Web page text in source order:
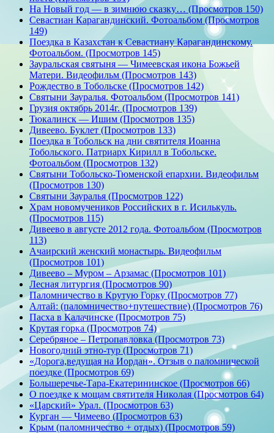
На Новый год — в зимнюю сказку… (Просмотров 150)
Севастиан Карагандинский. Фотоальбом (Просмотров
149)
Поездка в Казахстан к Севастиану Карагандинскому.
Фотоальбом. (Просмотров 145)
Зауральская святыня — Чимеевская икона Божьей
Матери. Видеофильм (Просмотров 143)
Рождество в Тобольске (Просмотров 142)
Святыни Зауралья. Фотоальбом (Просмотров 141)
Грузия октябрь 2014г. (Просмотров 139)
Тюкалинск — Ишим (Просмотров 135)
Дивеево. Буклет (Просмотров 133)
Поездка в Тобольск на дни святителя Иоанна
Тобольского. Патриарх Кирилл в Тобольске.
Фотоальбом (Просмотров 132)
Святыни Тобольско-Тюменской епархии. Видеофильм
(Просмотров 130)
Святыни Зауралья (Просмотров 122)
Храм новомучеников Российских в г. Исилькуль.
(Просмотров 115)
Дивеево в августе 2012 года. Фотоальбом (Просмотров
113)
Ачаирский женский монастырь. Видеофильм
(Просмотров 101)
Дивеево – Муром – Арзамас (Просмотров 101)
Лесная литургия (Просмотров 90)
Паломничество в Крутую Горку (Просмотров 77)
Алтай: (паломничество+путешествие) (Просмотров 76)
Пасха в Калачинске (Просмотров 75)
Крутая горка (Просмотров 74)
Серебряное – Петропавловка (Просмотров 73)
Новогодний этно-тур (Просмотров 71)
«Дорога,ведущая на Иордан». Отзыв о паломнической
поездке (Просмотров 69)
Большеречье-Тара-Екатерининское (Просмотров 66)
О поездке к мощам святителя Николая (Просмотров 64)
«Царский» Урал. (Просмотров 63)
Курган — Чимеево (Просмотров 63)
Крым (паломничество + отдых) (Просмотров 59)